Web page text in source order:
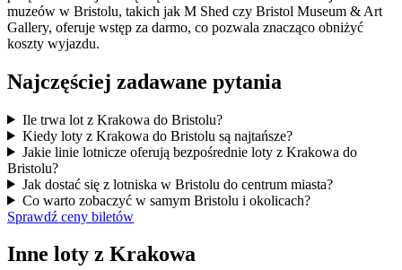
muzeów w Bristolu, takich jak M Shed czy Bristol Museum & Art
Gallery, oferuje wstęp za darmo, co pozwala znacząco obniżyć
koszty wyjazdu.
Najczęściej zadawane pytania
Ile trwa lot z Krakowa do Bristolu?
Kiedy loty z Krakowa do Bristolu są najtańsze?
Jakie linie lotnicze oferują bezpośrednie loty z Krakowa do
Bristolu?
Jak dostać się z lotniska w Bristolu do centrum miasta?
Co warto zobaczyć w samym Bristolu i okolicach?
Sprawdź ceny biletów
Inne loty z Krakowa